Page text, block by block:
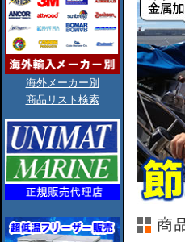
海外メーカー別
商品リスト検索